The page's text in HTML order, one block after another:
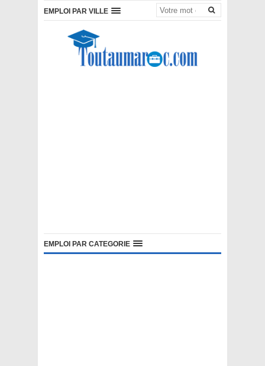
EMPLOI PAR VILLE
EMPLOI PAR CATEGORIE